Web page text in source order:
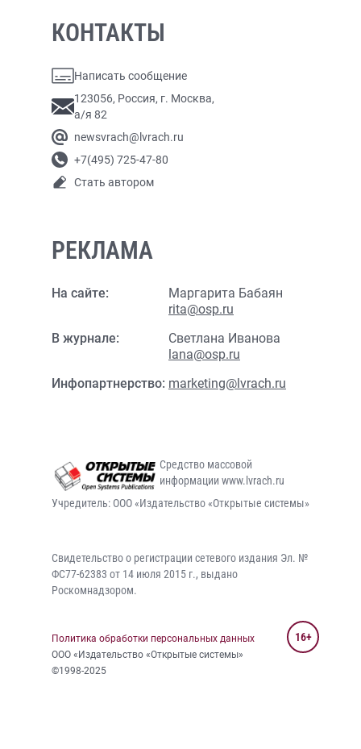
КОНТАКТЫ
Написать сообщение
123056, Россия, г. Москва,
а/я 82
newsvrach@lvrach.ru
+7(495) 725-47-80
Стать автором
РЕКЛАМА
На сайте:
Маргарита Бабаян
rita@osp.ru
В журнале:
Светлана Иванова
lana@osp.ru
Инфопартнерство: marketing@lvrach.ru
Средство массовой
информации www.lvrach.ru
Учредитель: ООО «Издательство «Открытые системы»
Свидетельство о регистрации сетевого издания Эл. №
ФС77-62383 от 14 июля 2015 г., выдано
Роскомнадзором.
Политика обработки персональных данных
ООО «Издательство «Открытые системы»
©1998-2025
16+